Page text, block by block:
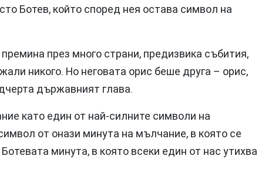
Ботев, който според нея остава символ на
през много страни, предизвика събития,
никого. Но неговата орис беше друга – орис,
държавният глава.
като един от най-силните символи на
от онази минута на мълчание, в която се
минута, в която всеки един от нас утихва